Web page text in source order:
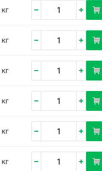
кг
кг
кг
кг
кг
кг